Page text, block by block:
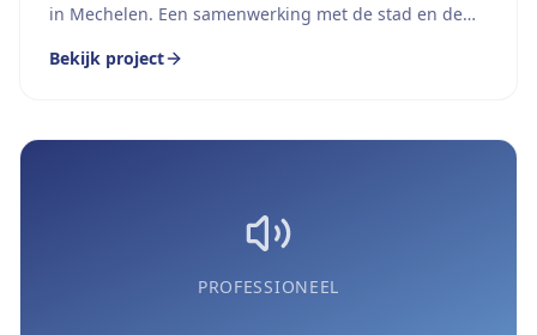
in Mechelen. Een samenwerking met de stad en de
Bekijk project
PROFESSIONEEL